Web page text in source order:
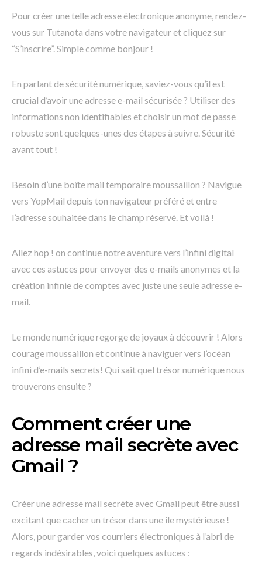
Pour créer une telle adresse électronique anonyme, rendez-
vous sur Tutanota dans votre navigateur et cliquez sur
“S’inscrire”. Simple comme bonjour !
En parlant de sécurité numérique, saviez-vous qu’il est
crucial d’avoir une adresse e-mail sécurisée ? Utiliser des
informations non identifiables et choisir un mot de passe
robuste sont quelques-unes des étapes à suivre. Sécurité
avant tout !
Besoin d’une boîte mail temporaire moussaillon ? Navigue
vers YopMail depuis ton navigateur préféré et entre
l’adresse souhaitée dans le champ réservé. Et voilà !
Allez hop ! on continue notre aventure vers l’infini digital
avec ces astuces pour envoyer des e-mails anonymes et la
création infinie de comptes avec juste une seule adresse e-
mail.
Le monde numérique regorge de joyaux à découvrir ! Alors
courage moussaillon et continue à naviguer vers l’océan
infini d’e-mails secrets! Qui sait quel trésor numérique nous
trouverons ensuite ?
Comment créer une
adresse mail secrète avec
Gmail ?
Créer une adresse mail secrète avec Gmail peut être aussi
excitant que cacher un trésor dans une île mystérieuse !
Alors, pour garder vos courriers électroniques à l’abri de
regards indésirables, voici quelques astuces :